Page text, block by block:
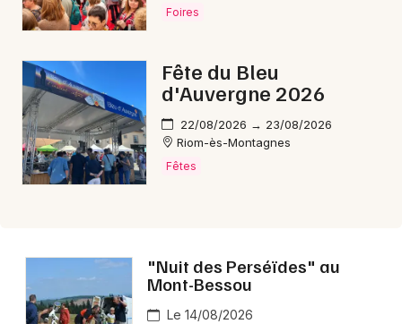
Artistes en tournée
Actus en Corrèze
Magazine en Corrèze
Foires
Fête du Bleu
d'Auvergne 2026
22/08/2026 → 23/08/2026
Riom-ès-Montagnes
Fêtes
"Nuit des Perséïdes" au
Mont-Bessou
Le 14/08/2026